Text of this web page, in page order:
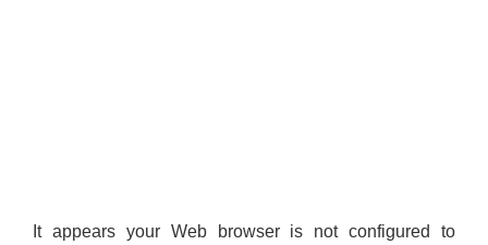
It appears your Web browser is not configured to